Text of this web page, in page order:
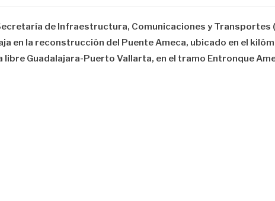
de Infraestructura, Comunicaciones y Transportes
en la reconstrucción del Puente Ameca, ubicado en el
Guadalajara-Puerto Vallarta, en el tramo Entronque